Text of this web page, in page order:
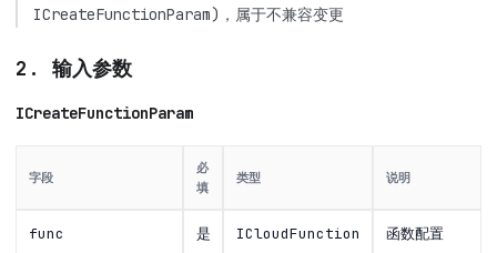
ICreateFunctionParam)，属于不兼容变更
2. 输入参数
ICreateFunctionParam
字段
必
填
类型 说明
func 是 ICloudFunction 函数配置